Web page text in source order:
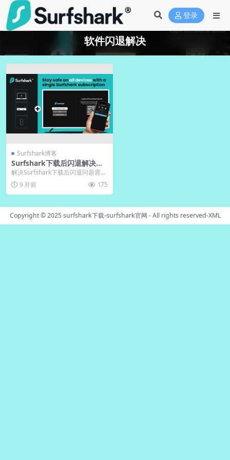
登录
软件闪退解决
Surfshark博客
Surfshark下载后闪退解决｜S
urfshark官网常见故障排查
解决Surfshark下载后闪退问题需从
系统兼容性、软件冲突和文件完整
性入手。文...
9 月前 175
Copyright © 2025surfshark下载-surfshark官网 - All rights reserved-XML